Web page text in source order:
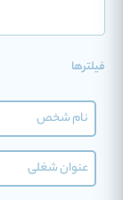
فیلترها